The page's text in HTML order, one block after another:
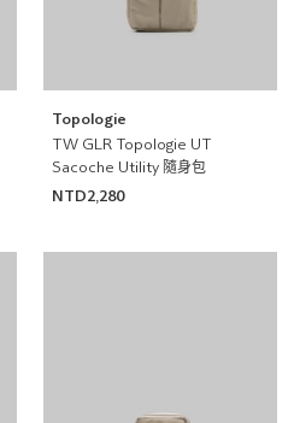
Topologie
TW GLR Topologie UT
Sacoche Utility 隨身包
NTD2,280